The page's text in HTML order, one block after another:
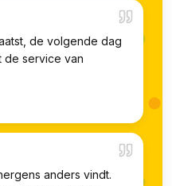
de volgende dag
de service van
anders vindt.